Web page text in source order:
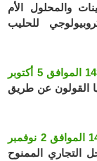
والمحلول الأم
للحليب
قرار مؤرخ في 14 محرم عام 1439 الموافق 5 أكتوبر
القولون عن طريق
قرار مؤرخ في 13 صفر عام 1439 الموافق 2 نوفمبر
التجاري الممنوح